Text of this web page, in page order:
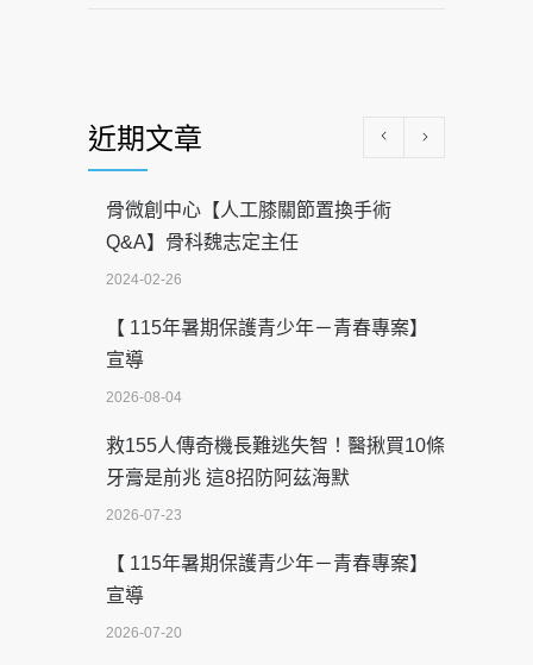
近期文章
骨微創中心【人工膝關節置換手術
Q&A】骨科魏志定主任
2024-02-26
【 115年暑期保護青少年－青春專案】
宣導
2026-08-04
救155人傳奇機長難逃失智！醫揪買10條
牙膏是前兆 這8招防阿茲海默
2026-07-23
【 115年暑期保護青少年－青春專案】
宣導
2026-07-20